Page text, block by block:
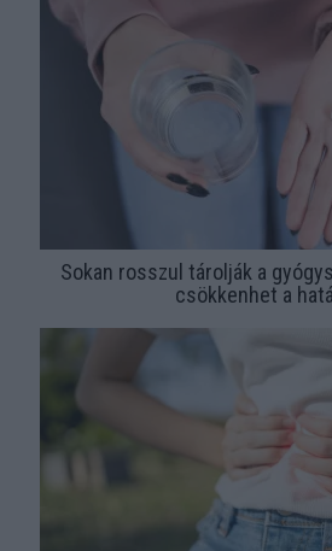
Sokan rosszul tárolják a
csökkenhet a